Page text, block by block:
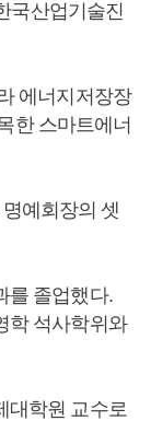
국산업기술진
에너지저장장
한 스마트에너
예회장의 셋
를 졸업했다.
학 석사학위와
대학원 교수로